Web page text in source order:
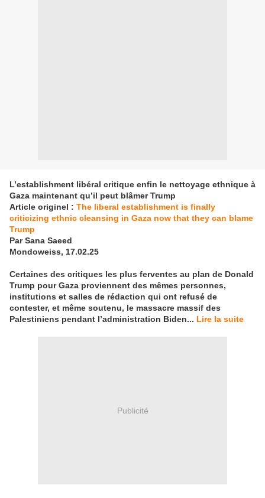
L’establishment libéral critique enfin le nettoyage ethnique à
Gaza maintenant qu’il peut blâmer Trump
Article originel : The liberal establishment is finally
criticizing ethnic cleansing in Gaza now that they can blame
Trump
Par Sana Saeed
Mondoweiss, 17.02.25
Certaines des critiques les plus ferventes au plan de Donald
Trump pour Gaza proviennent des mêmes personnes,
institutions et salles de rédaction qui ont refusé de
contester, et même soutenu, le massacre massif des
Palestiniens pendant l’administration Biden... Lire la suite
Publicité